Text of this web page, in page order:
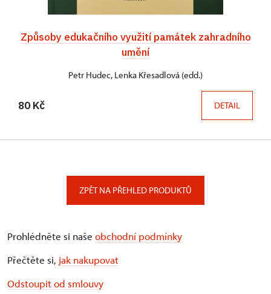
Způsoby edukačního využití památek zahradního
umění
Petr Hudec, Lenka Křesadlová (edd.)
80 Kč DETAIL
ZPĚT NA PŘEHLED PRODUKTŮ
Prohlédněte si naše obchodní podmínky
Přečtěte si, jak nakupovat
Odstoupit od smlouvy